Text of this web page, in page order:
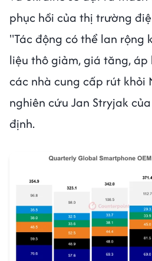
phục hồi của thị trường
"Tác động có thể lan rộng
liệu thô giảm, giá tăng,
các nhà cung cấp rút khỏi
nghiên cứu Jan Stryjak
định.